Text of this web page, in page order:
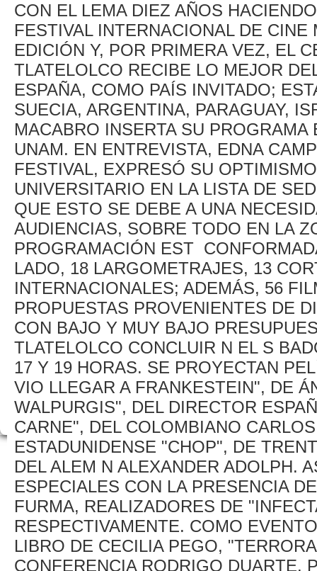
CON EL LEMA DIEZ AÑOS
FESTIVAL INTERNACIONAL DE CINE
EDICIÓN Y, POR PRIMERA VEZ, EL
TLATELOLCO RECIBE LO MEJOR
ESPAÑA, COMO PAÍS INVITADO;
SUECIA, ARGENTINA, PARAGUAY,
MACABRO INSERTA SU
UNAM. EN ENTREVISTA, EDNA
FESTIVAL, EXPRESÓ SU
UNIVERSITARIO EN LA LISTA DE
QUE ESTO SE DEBE A UNA
AUDIENCIAS, SOBRE TODO EN LA
PROGRAMACIÓN EST
LADO, 18 LARGOMETRAJES, 13
INTERNACIONALES; ADEMÁS, 56
PROPUESTAS PROVENIENTES DE
CON BAJO Y MUY BAJO
TLATELOLCO CONCLUIR N EL S
17 Y 19 HORAS. SE PROYECTAN
VIO LLEGAR A FRANKESTEIN", DE
WALPURGIS", DEL DIRECTOR
CARNE", DEL COLOMBIANO
ESTADUNIDENSE "CHOP", DE
DEL ALEM N ALEXANDER ADOLPH.
ESPECIALES CON LA PRESENCIA
FURMA, REALIZADORES DE
RESPECTIVAMENTE. COMO
LIBRO DE CECILIA PEGO,
CONFERENCIA RODRIGO DUARTE.